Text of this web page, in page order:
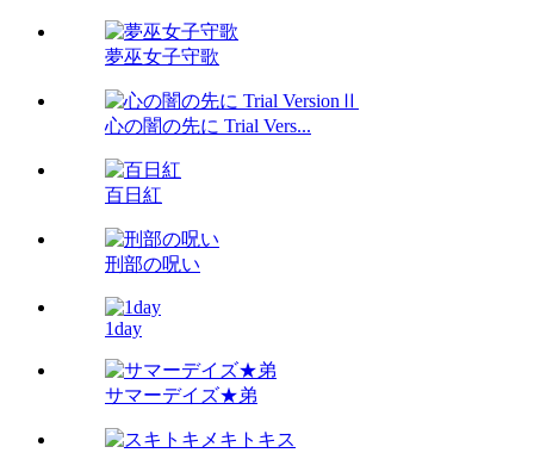
夢巫女子守歌
心の闇の先に Trial Vers...
百日紅
刑部の呪い
1day
サマーデイズ★弟